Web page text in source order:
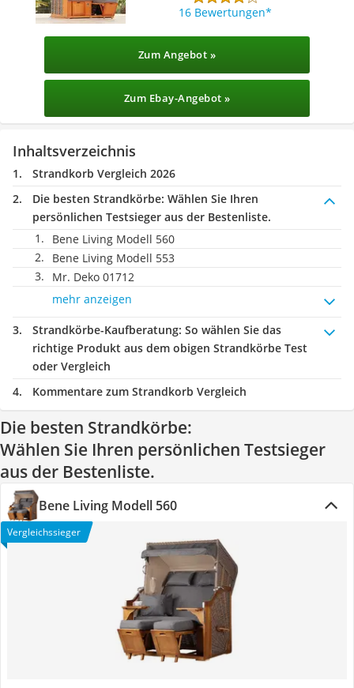
16 Bewertungen
Zum Angebot »
Zum Ebay-Angebot »
Inhaltsverzeichnis
Strandkorb Vergleich 2026
Die besten Strandkörbe: Wählen Sie Ihren
persönlichen Testsieger aus der Bestenliste.
Bene Living Modell 560
Bene Living Modell 553
Mr. Deko ‎01712
mehr anzeigen
Strandkörbe-Kaufberatung: So wählen Sie das
richtige Produkt aus dem obigen Strandkörbe Test
oder Vergleich
Kommentare zum Strandkorb Vergleich
Die besten Strandkörbe:
Wählen Sie Ihren persönlichen Testsieger
aus der Bestenliste.
Bene Living Modell 560
Vergleichssieger